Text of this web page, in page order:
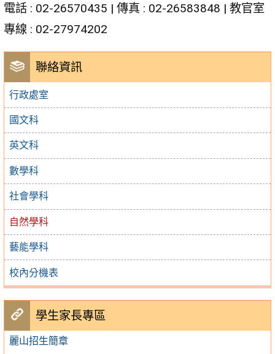
聯絡資訊
行政處室
國文科
英文科
數學科
社會學科
自然學科
藝能學科
校內分機表
學生家長專區
麗山招生簡章
電話 : 02-26570435 | 傳真 : 02-26583848 | 教官室
專線 : 02-27974202